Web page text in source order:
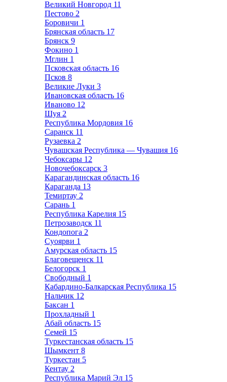
Великий Новгород 11
Пестово 2
Боровичи 1
Брянская область 17
Брянск 9
Фокино 1
Мглин 1
Псковская область 16
Псков 8
Великие Луки 3
Ивановская область 16
Иваново 12
Шуя 2
Республика Мордовия 16
Саранск 11
Рузаевка 2
Чувашская Республика — Чувашия 16
Чебоксары 12
Новочебоксарск 3
Карагандинская область 16
Караганда 13
Темиртау 2
Сарань 1
Республика Карелия 15
Петрозаводск 11
Кондопога 2
Суоярви 1
Амурская область 15
Благовещенск 11
Белогорск 1
Свободный 1
Кабардино-Балкарская Республика 15
Нальчик 12
Баксан 1
Прохладный 1
Абай область 15
Семей 15
Туркестанская область 15
Шымкент 8
Туркестан 5
Кентау 2
Республика Марий Эл 15